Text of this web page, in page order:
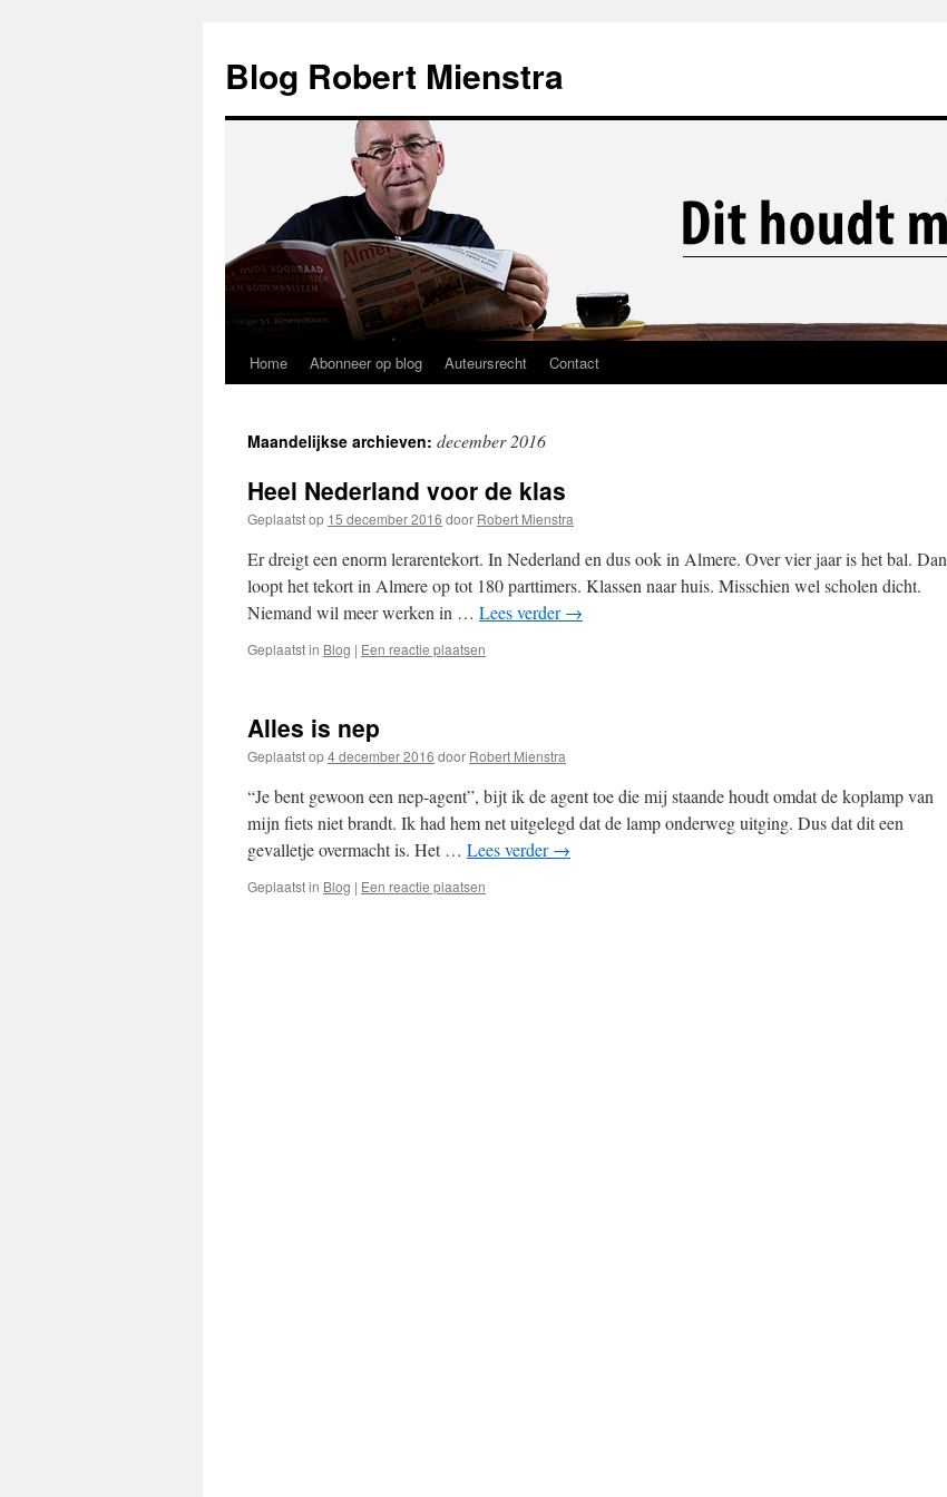
Blog Robert Mienstra
inhoud
Home Abonneer op blog Auteursrecht Contact
Maandelijkse archieven: december 2016
Heel Nederland voor de klas
Geplaatst op 15 december 2016 door Robert Mienstra
Er dreigt een enorm lerarentekort. In Nederland en dus ook in Almere. Over vier jaar is het bal. Dan
loopt het tekort in Almere op tot 180 parttimers. Klassen naar huis. Misschien wel scholen dicht.
Niemand wil meer werken in … Lees verder→
Geplaatst in Blog | Een reactie plaatsen
Alles is nep
Geplaatst op4 december 2016 door Robert Mienstra
“Je bent gewoon een nep-agent”, bijt ik de agent toe die mij staande houdt omdat de koplamp van
mijn fiets niet brandt. Ik had hem net uitgelegd dat de lamp onderweg uitging. Dus dat dit een
gevalletje overmacht is. Het … Lees verder→
Geplaatst in Blog | Een reactie plaatsen